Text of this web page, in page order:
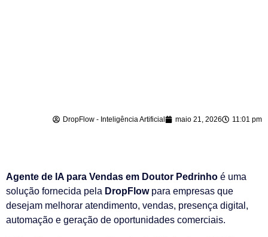
DropFlow - Inteligência Artificial maio 21, 2026 11:01 pm
Agente de IA para Vendas em Doutor Pedrinho é uma
solução fornecida pela DropFlowpara empresas que
desejam melhorar atendimento, vendas, presença digital,
automação e geração de oportunidades comerciais.